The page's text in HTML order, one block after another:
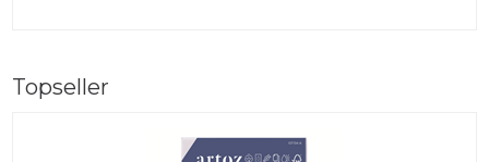
Topseller